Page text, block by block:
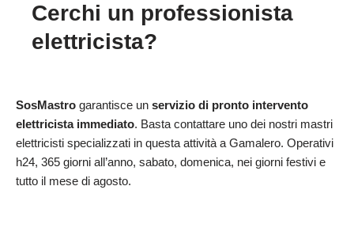
Cerchi un professionista
elettricista?
SosMastro garantisce un servizio di pronto intervento
elettricista immediato. Basta contattare uno dei nostri mastri
elettricisti specializzati in questa attività a Gamalero. Operativi
h24, 365 giorni all’anno, sabato, domenica, nei giorni festivi e
tutto il mese di agosto.